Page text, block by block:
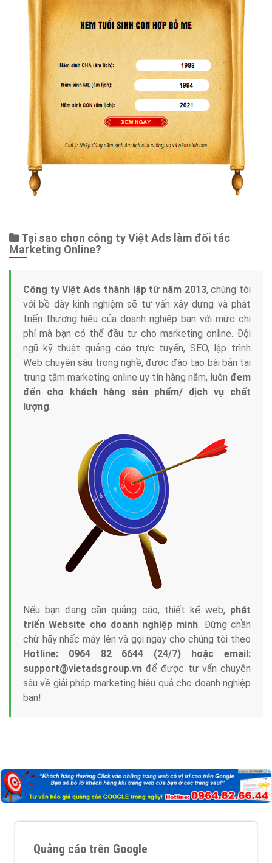
Tại sao chọn công ty Việt Ads làm đối tác
Marketing Online?
Công ty Việt Ads thành lập từ năm 2013, chúng tôi
với bề dày kinh nghiệm sẽ tư vấn xây dựng và phát
triển thương hiệu của doanh nghiệp bạn với mức chi
phí mà bạn có thể đầu tư cho marketing online. Đội
ngũ kỹ thuật quảng cáo trực tuyến, SEO, lập trình
Web chuyên sâu trong nghề, được đào tạo bài bản tại
trung tâm marketing online uy tín hàng năm, luôn đem
đến cho khách hàng sản phẩm/ dịch vụ chất
lượng.
Nếu bạn đang cần quảng cáo, thiết kế web, phát
triển Website cho doanh nghiệp mình. Đừng chần
chừ hãy nhấc máy lên và gọi ngay cho chúng tôi theo
Hotline: 0964 82 6644 (24/7) hoặc email:
support@vietadsgroup.vn để được tư vấn chuyên
sâu về giải pháp marketing hiệu quả cho doanh nghiệp
bạn!
Quảng cáo trên Google